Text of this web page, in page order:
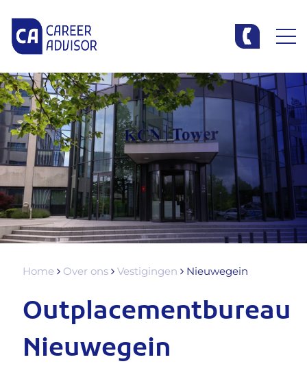
Home Over ons Vestigingen Nieuwegein
Outplacementbureau
Nieuwegein